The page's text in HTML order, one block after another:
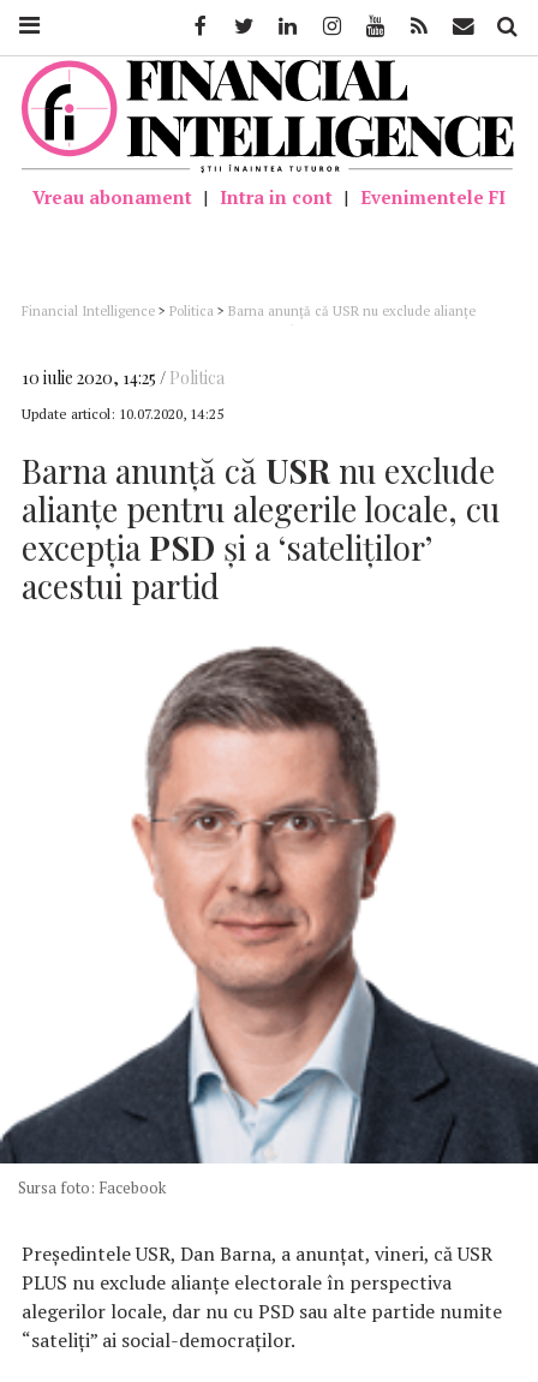
Vreau abonament | Intra in cont | Evenimentele FI
Financial Intelligence > Politica > Barna anunţă că USR nu exclude alianţe
pentru alegerile locale, cu excepţia PSD şi a ‘sateliţilor’ acestui partid
10 iulie 2020, 14:25 Politica
Update articol: 10.07.2020, 14:25
Barna anunţă că USRnu exclude
alianţe pentru alegerile locale, cu
excepţiaPSD şi a ‘sateliţilor’
acestui partid
Sursa foto: Facebook
Preşedintele USR, Dan Barna, a anunţat, vineri, că USR
PLUS nu exclude alianţe electorale în perspectiva
alegerilor locale, dar nu cu PSD sau alte partide numite
“sateliţi” ai social-democraţilor.
FacebookTwitter LinkedinInstagramYoutube Feed Mail